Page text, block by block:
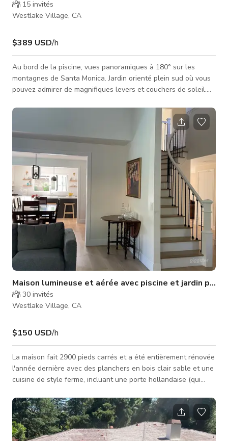
15 invités
Westlake Village, CA
$389 USD/h
Au bord de la piscine, vues panoramiques à 180° sur les
montagnes de Santa Monica. Jardin orienté plein sud où vous
pouvez admirer de magnifiques levers et couchers de soleil.
Maison lumineuse et aérée avec piscine et jardin
30 invités
Westlake Village, CA
$150 USD/h
La maison fait 2900 pieds carrés et a été entièrement rénovée
l'année dernière avec des planchers en bois clair sable et une
cuisine de style ferme, incluant une porte hollandaise (qui
porte de grange. L'entrée dispose d'un escalier courbé. À
gauche se trouve le salon avec une baie vitrée et de hauts
plafonds. Depuis le salon, vous pouvez voir à travers la salle à
manger jusqu'à la cuisine, où une grande fenêtre tripl